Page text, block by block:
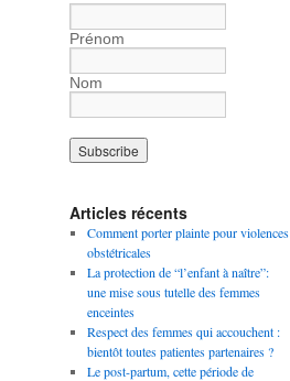
Prénom
Nom
Articles récents
Comment porter plainte pour violences
obstétricales
La protection de “l’enfant à naître”:
une mise sous tutelle des femmes
enceintes
Respect des femmes qui accouchent :
bientôt toutes patientes partenaires ?
Le post-partum, cette période de